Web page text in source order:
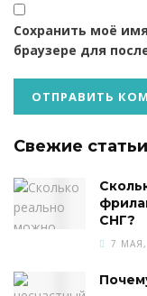
Сохранить моё
браузере для
Свежие статьи
СНГ?
7 МАЯ,